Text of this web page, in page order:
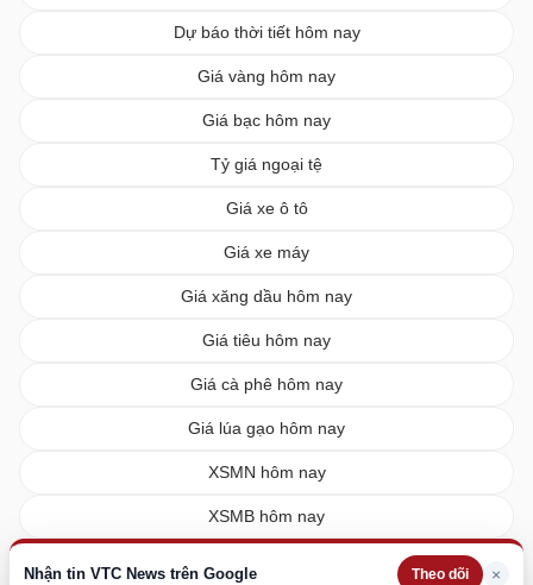
Nhận tin VTC News trên Google Theo dõi ×
Dự báo thời tiết hôm nay
Giá vàng hôm nay
Giá bạc hôm nay
Tỷ giá ngoại tệ
Giá xe ô tô
Giá xe máy
Giá xăng dầu hôm nay
Giá tiêu hôm nay
Giá cà phê hôm nay
Giá lúa gạo hôm nay
XSMN hôm nay
XSMB hôm nay